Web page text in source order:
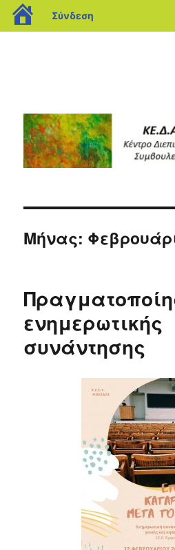
blogs.sch.gr
Σύνδεση
Μήνας:
ενημερωτικής
συνάντησης